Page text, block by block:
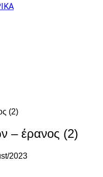
– έρανος (2)
2023